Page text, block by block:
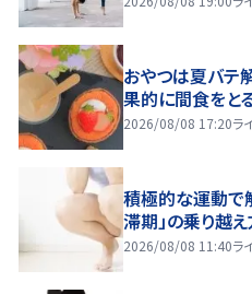
おやつは夏バテ
果的に間食をと
2026/08/08 17:20ラ
積極的な運動で
滞期」の乗り越
2026/08/08 11:40ラ